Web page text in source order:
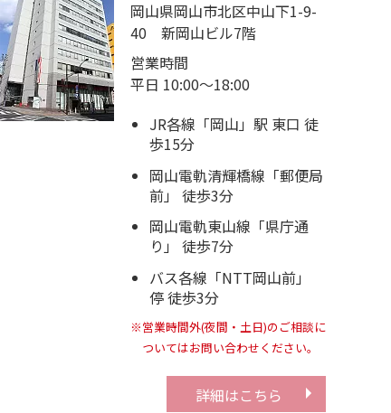
岡山県岡山市北区中山下1-9-
40 新岡山ビル7階
営業時間
平日 10:00～18:00
JR各線「岡山」駅 東口 徒
歩15分
岡山電軌清輝橋線「郵便局
前」 徒歩3分
岡山電軌東山線「県庁通
り」 徒歩7分
バス各線「NTT岡山前」
停 徒歩3分
※営業時間外(夜間・土日)のご相談に
ついてはお問い合わせください。
詳細はこちら